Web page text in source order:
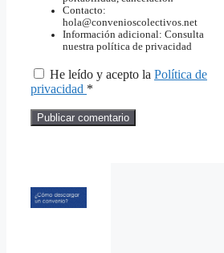
Contacto:
hola@convenioscolectivos.net
Información adicional: Consulta
nuestra política de privacidad
He leído y acepto la Política de
privacidad *